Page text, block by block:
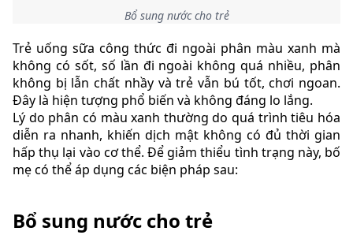
Bổ sung nước cho trẻ
Trẻ uống sữa công thức đi ngoài phân màu xanh mà
không có sốt, số lần đi ngoài không quá nhiều, phân
không bị lẫn chất nhầy và trẻ vẫn bú tốt, chơi ngoan.
Đây là hiện tượng phổ biến và không đáng lo lắng.
Lý do phân có màu xanh thường do quá trình tiêu hóa
diễn ra nhanh, khiến dịch mật không có đủ thời gian
hấp thụ lại vào cơ thể. Để giảm thiểu tình trạng này, bố
mẹ có thể áp dụng các biện pháp sau:
Bổ sung nước cho trẻ